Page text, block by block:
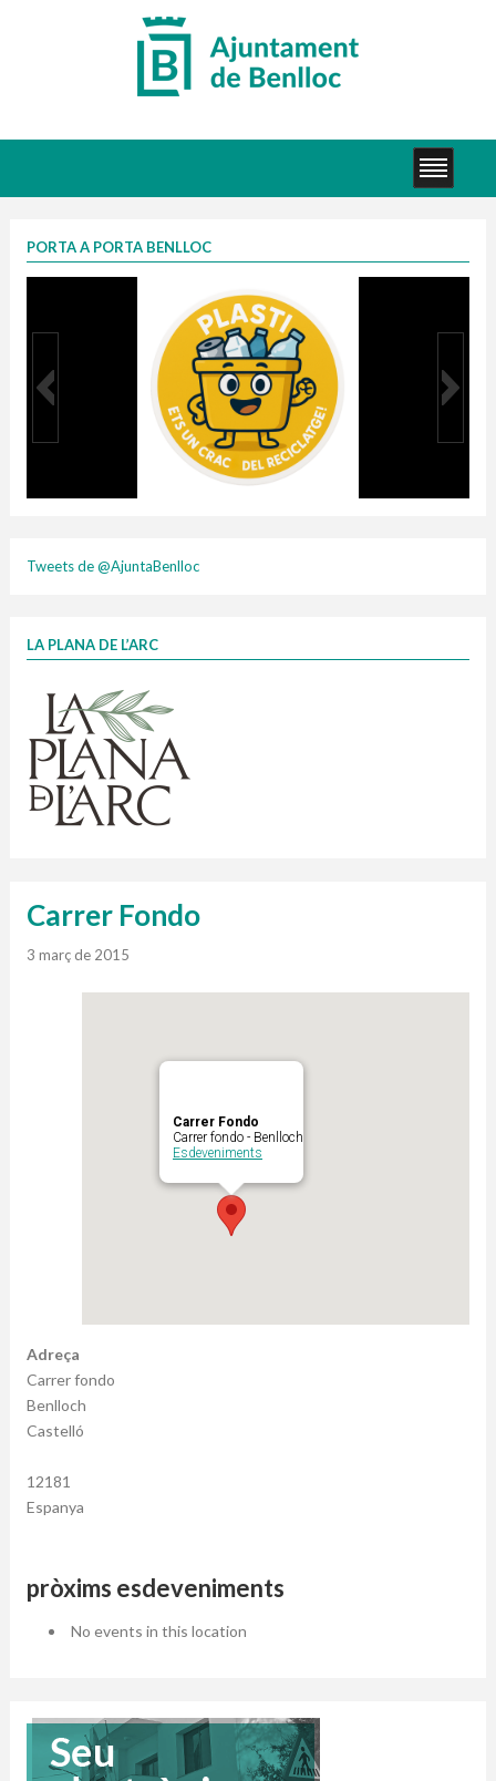
PORTA A PORTA BENLLOC
1 contenidors intel·ligents
Finançat per la Unió Europea – NextGenerationEU
Tweets de @AjuntaBenlloc
LA PLANA DE L’ARC
Carrer Fondo
3 març de 2015
Carrer Fondo
Carrer fondo - Benlloch
Esdeveniments
Adreça
Carrer fondo
Benlloch
Castelló
12181
Espanya
pròxims esdeveniments
No events in this location